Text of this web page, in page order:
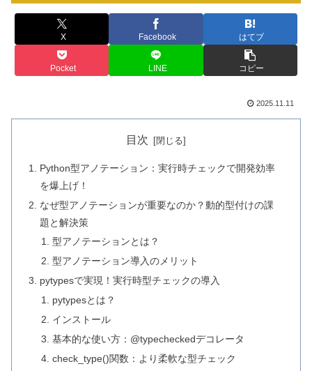
X Facebook はてブ
Pocket LINE コピー
2025.11.11
目次
Python型アノテーション：実行時チェックで開発効率
を爆上げ！
なぜ型アノテーションが重要なのか？動的型付けの課
題と解決策
型アノテーションとは？
型アノテーション導入のメリット
pytypesで実現！実行時型チェックの導入
pytypesとは？
インストール
基本的な使い方：@typecheckedデコレータ
check_type()関数：より柔軟な型チェック